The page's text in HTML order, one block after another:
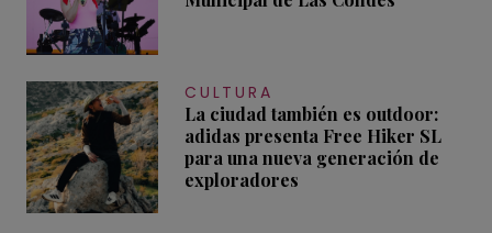
CULTURA
La ciudad también es outdoor:
adidas presenta Free Hiker SL
para una nueva generación de
exploradores